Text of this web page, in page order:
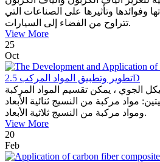
وفوائدها وتأثيرها على الصناعات التي
تتراوح من الفضاء إلى السيارات.
View More
25
Oct
تطوير وتطبيق المواد المركب 2.5D
الجوي ، يمكن تقسيم المواد المركبة
مواد مركبة من النسيج ثنائية الأبعاد
ومواد مركبة من النسيج ثلاثية الأبعاد.
View More
20
Feb